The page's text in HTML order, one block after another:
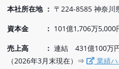
本社所在地 ： 〒224-8585 神奈川
資本金 ： 101億1,706万5,000
売上高 ： 連結 431億100万
（2026年3月末現在）⇒
業績